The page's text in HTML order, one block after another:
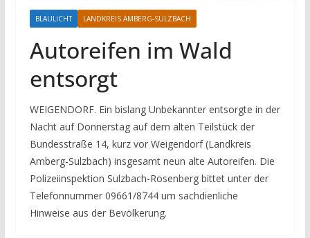
BLAULICHT LANDKREIS AMBERG-SULZBACH
Autoreifen im Wald
entsorgt
WEIGENDORF. Ein bislang Unbekannter entsorgte in der
Nacht auf Donnerstag auf dem alten Teilstück der
Bundesstraße 14, kurz vor Weigendorf (Landkreis
Amberg-Sulzbach) insgesamt neun alte Autoreifen. Die
Polizeiinspektion Sulzbach-Rosenberg bittet unter der
Telefonnummer 09661/8744 um sachdienliche
Hinweise aus der Bevölkerung.